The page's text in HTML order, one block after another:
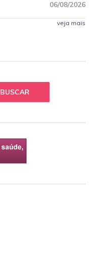
06/08/2026
veja mais
BUSCAR